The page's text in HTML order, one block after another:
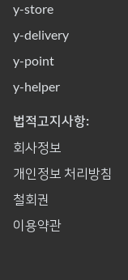
y-store
y-delivery
y-point
y-helper
법적고지사항:
회사정보
개인정보 처리방침
철회권
이용약관